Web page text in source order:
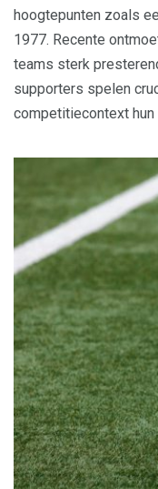
hoogtepunten zoals
1977. Recente
teams sterk
supporters spelen
competitiecontext